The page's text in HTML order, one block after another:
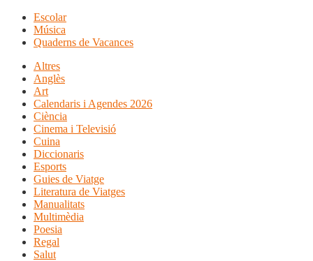
Escolar
Música
Quaderns de Vacances
Altres
Anglès
Art
Calendaris i Agendes 2026
Ciència
Cinema i Televisió
Cuina
Diccionaris
Esports
Guies de Viatge
Literatura de Viatges
Manualitats
Multimèdia
Poesia
Regal
Salut